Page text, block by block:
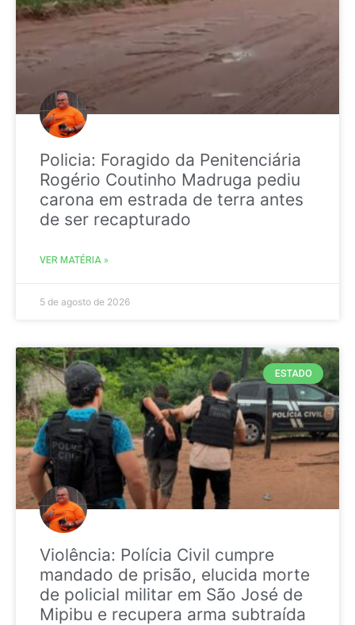
Policia: Foragido da Penitenciária
Rogério Coutinho Madruga pediu
carona em estrada de terra antes
de ser recapturado
VER MATÉRIA »
5 de agosto de 2026
ESTADO
Violência: Polícia Civil cumpre
mandado de prisão, elucida morte
de policial militar em São José de
Mipibu e recupera arma subtraída